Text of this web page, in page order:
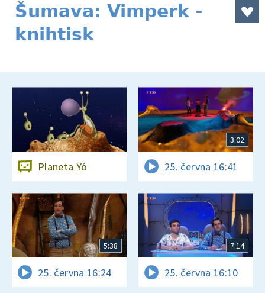
Šumava: Vimperk -
knihtisk
Planeta Yó
3:02
25. června 16:41
5:38
25. června 16:24
7:14
25. června 16:10